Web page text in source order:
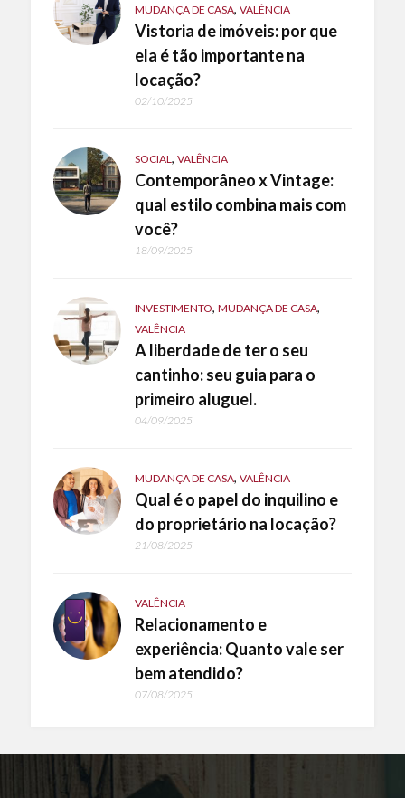
MUDANÇA DE CASA, VALÊNCIA
Vistoria de imóveis: por que
ela é tão importante na
locação?
02/10/2025
SOCIAL, VALÊNCIA
Contemporâneo x Vintage:
qual estilo combina mais com
você?
18/09/2025
INVESTIMENTO, MUDANÇA DE CASA,
VALÊNCIA
A liberdade de ter o seu
cantinho: seu guia para o
primeiro aluguel.
04/09/2025
MUDANÇA DE CASA, VALÊNCIA
Qual é o papel do inquilino e
do proprietário na locação?
21/08/2025
VALÊNCIA
Relacionamento e
experiência: Quanto vale ser
bem atendido?
07/08/2025